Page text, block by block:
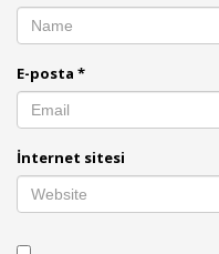
E-posta *
İnternet sitesi